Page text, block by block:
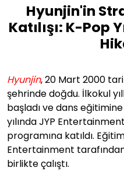
Hyunjin'in
Katılışı: K-Pop
Hyunjin, 20 Mart 2000
şehrinde doğdu. İlkokul
başladı ve dans eğitimine
yılında JYP
programına katıldı.
Entertainment
birlikte çalıştı.